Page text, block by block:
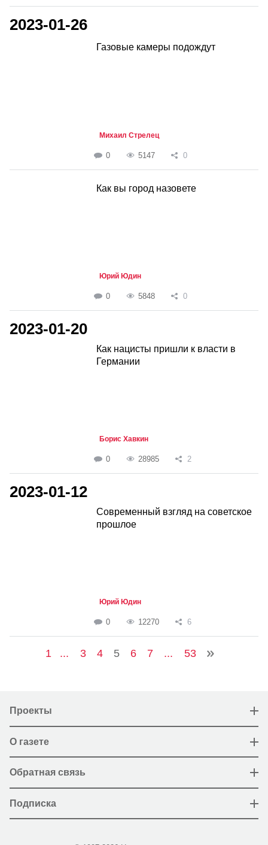
2023-01-26
Газовые камеры подождут
Михаил Стрелец
0 5147 0
Как вы город назовете
Юрий Юдин
0 5848 0
2023-01-20
Как нацисты пришли к власти в
Германии
Борис Хавкин
0 28985 2
2023-01-12
Современный взгляд на советское
прошлое
Юрий Юдин
0 12270 6
1 ... 3 4 5 6 7 ... 53
Проекты
О газете
Обратная связь
Подписка